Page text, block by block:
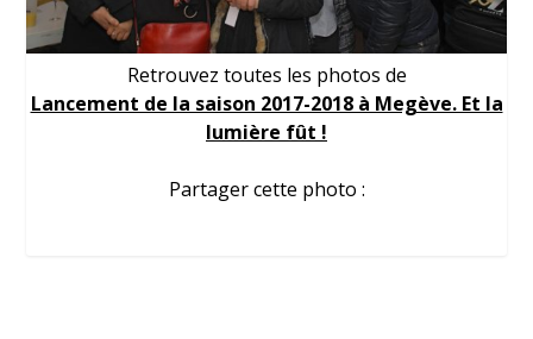
Retrouvez toutes les photos de
Lancement de la saison 2017-2018 à Megève. Et la
lumière fût !
Partager cette photo :